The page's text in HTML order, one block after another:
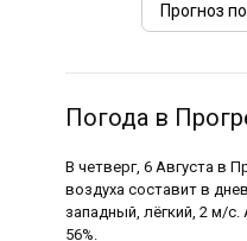
Прогноз
Погода в
В четверг, 6 Августа в
воздуха составит в
западный, лёгкий, 2 м/
56%.